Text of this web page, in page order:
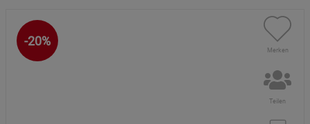
-20%
Merken
Teilen